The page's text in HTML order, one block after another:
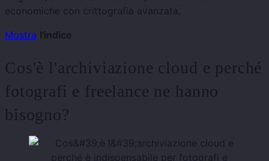
economiche con crittografia avanzata.
Mostra l'indice
Cos'è l'archiviazione cloud e perché
fotografi e freelance ne hanno
bisogno?